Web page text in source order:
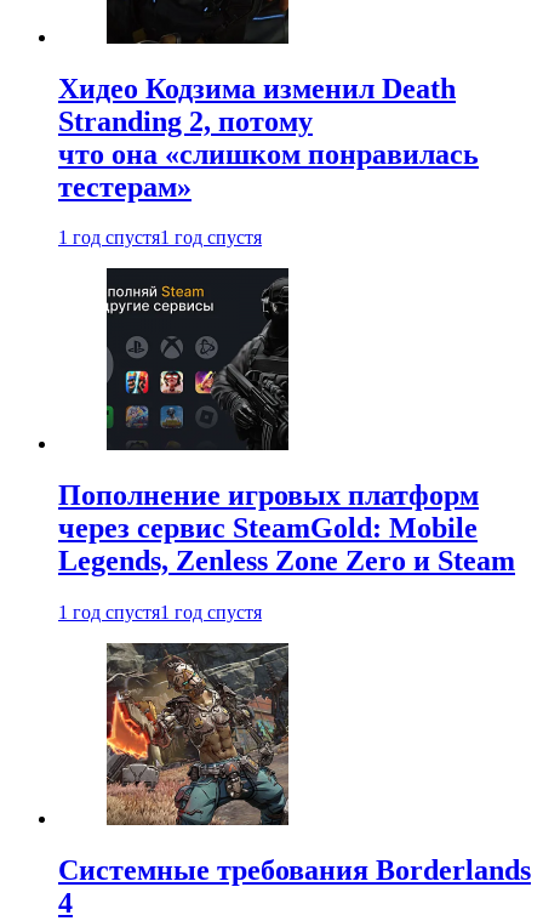
Хидео Кодзима изменил Death
Stranding 2, потому
что она «слишком понравилась
тестерам»
1 год спустя1 год спустя
Пополнение игровых платформ
через сервис SteamGold: Mobile
Legends, Zenless Zone Zero и Steam
1 год спустя1 год спустя
Системные требования Borderlands
4